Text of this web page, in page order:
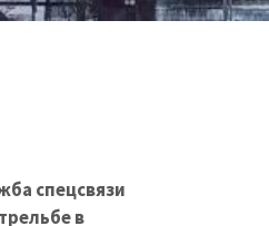
спецсвязи
в